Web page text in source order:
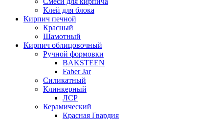
Клей для блока
Кирпич печной
Красный
Шамотный
Кирпич облицовочный
Ручной формовки
BAKSTEEN
Faber Jar
Силикатный
Клинкерный
ЛСР
Керамический
Красная Гвардия